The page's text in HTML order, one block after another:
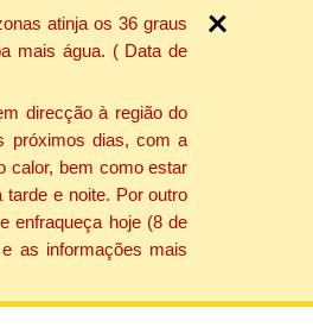
atinja os 36 graus
mais água. ( Data de
direcção à região do
próximos dias, com a
calor, bem como estar
e noite. Por outro
enfraqueça hoje (8 de
as informações mais